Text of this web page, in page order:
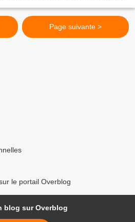
Page suivante >
le portail Overblog
blog sur Overblog